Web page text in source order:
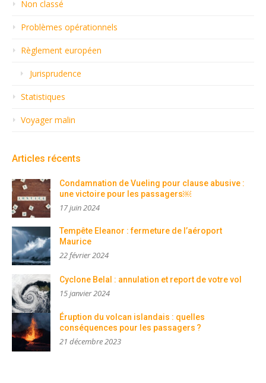
Non classé
Problèmes opérationnels
Règlement européen
Jurisprudence
Statistiques
Voyager malin
Articles récents
Condamnation de Vueling pour clause abusive :
une victoire pour les passagers￼
17 juin 2024
Tempête Eleanor : fermeture de l’aéroport
Maurice
22 février 2024
Cyclone Belal : annulation et report de votre vol
15 janvier 2024
Éruption du volcan islandais : quelles
conséquences pour les passagers ?
21 décembre 2023